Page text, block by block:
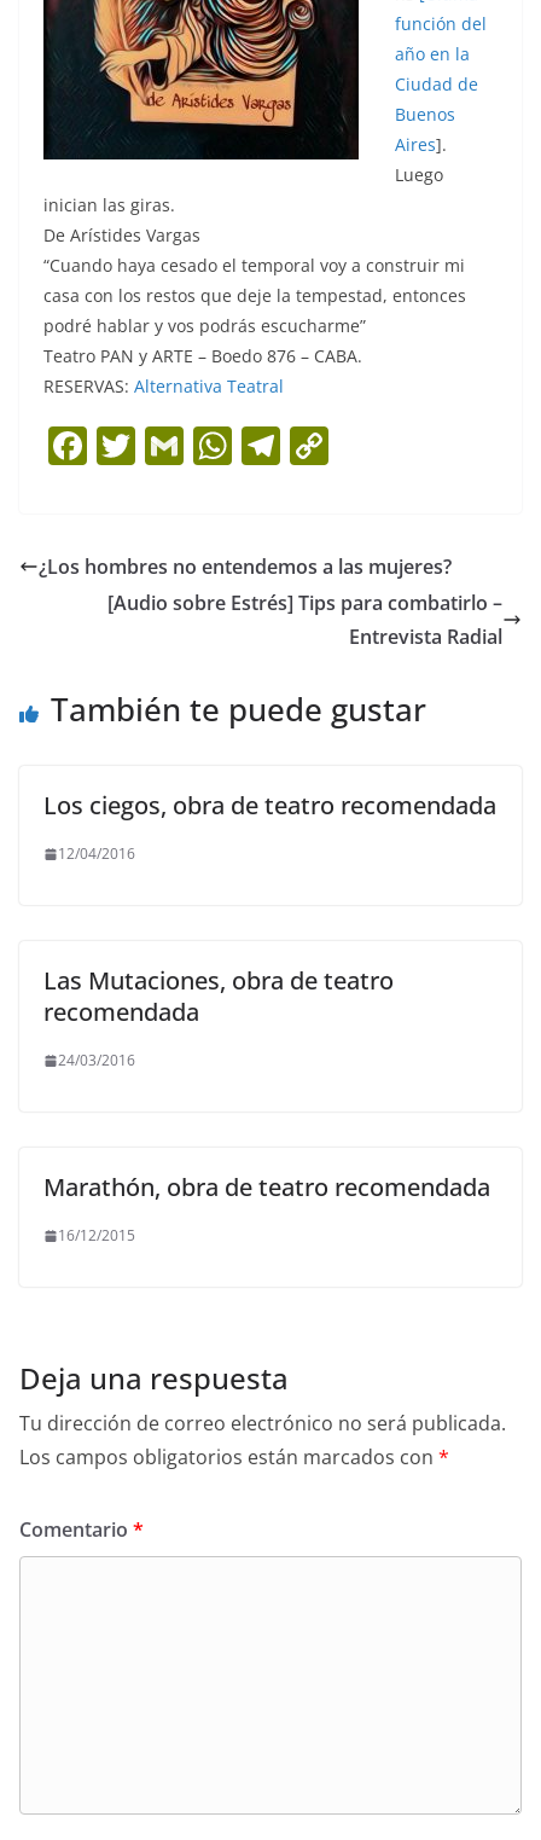
función del
año en la
Ciudad de
Buenos
Aires].
Luego
inician las giras.
De Arístides Vargas
“Cuando haya cesado el temporal voy a construir mi
casa con los restos que deje la tempestad, entonces
podré hablar y vos podrás escucharme”
Teatro PAN y ARTE – Boedo 876 – CABA.
RESERVAS: Alternativa Teatral
F
e
b
k
T
er
G
l
W
s
A
T
gr
a
y
Li
n
¿Los hombres no entendemos a las mujeres?
[Audio sobre Estrés] Tips para combatirlo –
Entrevista Radial
También te puede gustar
Los ciegos, obra de teatro recomendada
12/04/2016
Las Mutaciones, obra de teatro
recomendada
24/03/2016
Marathón, obra de teatro recomendada
16/12/2015
Deja una respuesta
Tu dirección de correo electrónico no será publicada.
Los campos obligatorios están marcados con *
Comentario *